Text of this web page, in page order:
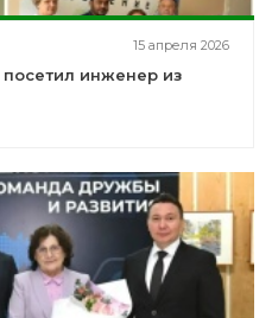
15 апреля 2026
инженер из